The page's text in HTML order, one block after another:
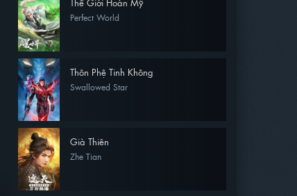
Perfect World
Thôn Phệ Tinh Không
Swallowed Star
Già Thiên
Zhe Tian